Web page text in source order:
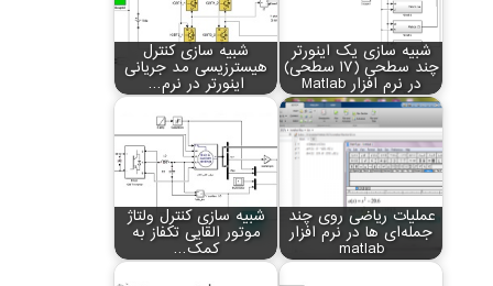
شبیه سازی یک اینورتر
چند سطحی (17 سطحی)
در نرم افزار Matlab
شبیه سازی کنترل
هیسترزیسی مد جریانی
اینورتر در نرم…
عملیات ریاضی روی چند
جمله‌ای ها در نرم افزار
matlab
شبیه سازی کنترل ولتاژ
موتور القایی تکفاز به
کمک…